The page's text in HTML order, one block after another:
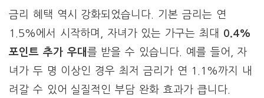
금리 혜택 역시 강화되었습니다. 기본 금리는 연
1.5%에서 시작하며, 자녀가 있는 가구는 최대 0.4%
포인트 추가 우대 를 받을 수 있습니다. 예를 들어, 자
녀가 두 명 이상인 경우 최저 금리가 연 1.1%까지 내
려갈 수 있어 실질적인 부담 완화 효과가 큽니다.